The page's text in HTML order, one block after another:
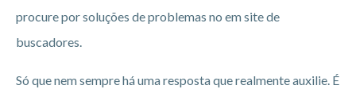
procure por soluções de problemas no em site de
buscadores.
Só que nem sempre há uma resposta que realmente auxilie. É